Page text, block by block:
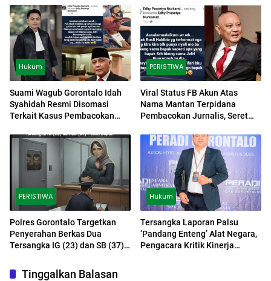
Hukum
Suami Wagub Gorontalo Idah
Syahidah Resmi Disomasi
Terkait Kasus Pembacokan
PERISTIWA
Viral Status FB Akun Atas
Nama Mantan Terpidana
Pembacokan Jurnalis, Seret
Gorontalo
PERISTIWA
Polres Gorontalo Targetkan
Penyerahan Berkas Dua
Tersangka IG (23) dan SB (37)
Hukum
Tersangka Laporan Palsu
‘Pandang Enteng’ Alat Negara,
Pengacara Kritik Kinerja
Tinggalkan Balasan